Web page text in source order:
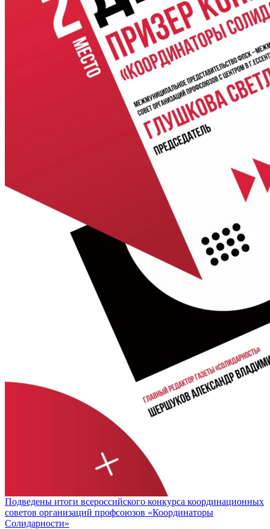
Подведены итоги всероссийского конкурса координационных
советов организаций профсоюзов «Координаторы
Солидарности»